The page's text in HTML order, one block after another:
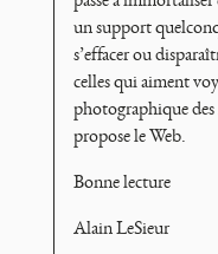
un support
s’effacer ou
celles qui aiment
photographique des
propose le Web.
Bonne lecture
Alain LeSieur